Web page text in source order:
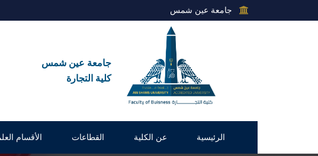
جامعة عين شمس
جامعة عين شمس
كلية التجارة
الرئيسية عن الكلية القطاعات الأقسام